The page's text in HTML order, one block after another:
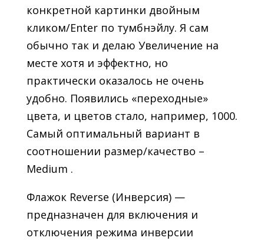
конкретной картинки двойным
кликом/Enter по тумбнэйлу. Я сам
обычно так и делаю Увеличение на
месте хотя и эффектно, но
практически оказалось не очень
удобно. Появились «переходные»
цвета, и цветов стало, например, 1000.
Самый оптимальный вариант в
соотношении размер/качество –
Medium .
Флажок Reverse (Инверсия) —
предназначен для включения и
отключения режима инверсии